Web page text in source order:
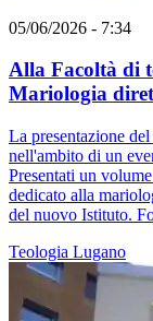
05/06/2026 - 7:34
Alla Facoltà di
Mariologia
La presentazione
nell'ambito di un
Presentati un
dedicato alla
del nuovo Istituto.
Teologia Lugano